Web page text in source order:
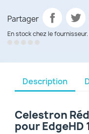
Partager
En stock chez le
Description
Celestron
pour EdgeHD